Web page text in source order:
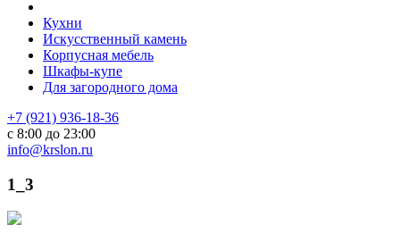
Кухни
Искусственный камень
Корпусная мебель
Шкафы-купе
Для загородного дома
+7 (921) 936-18-36
с 8:00 до 23:00
info@krslon.ru
1_3